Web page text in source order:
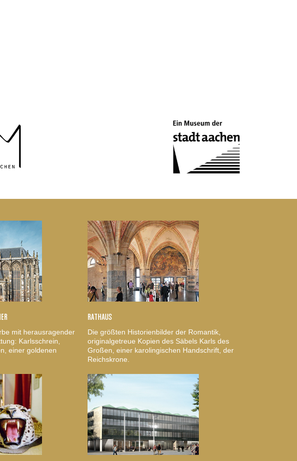
mit herausragender
Karlsschrein,
einer goldenen
RATHAUS
Die größten Historienbilder der Romantik,
originalgetreue Kopien des Säbels Karls des
Großen, einer karolingischen Handschrift, der
Reichskrone.